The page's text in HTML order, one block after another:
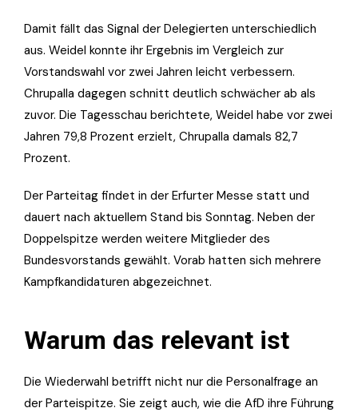
Damit fällt das Signal der Delegierten unterschiedlich
aus. Weidel konnte ihr Ergebnis im Vergleich zur
Vorstandswahl vor zwei Jahren leicht verbessern.
Chrupalla dagegen schnitt deutlich schwächer ab als
zuvor. Die Tagesschau berichtete, Weidel habe vor zwei
Jahren 79,8 Prozent erzielt, Chrupalla damals 82,7
Prozent.
Der Parteitag findet in der Erfurter Messe statt und
dauert nach aktuellem Stand bis Sonntag. Neben der
Doppelspitze werden weitere Mitglieder des
Bundesvorstands gewählt. Vorab hatten sich mehrere
Kampfkandidaturen abgezeichnet.
Warum das relevant ist
Die Wiederwahl betrifft nicht nur die Personalfrage an
der Parteispitze. Sie zeigt auch, wie die AfD ihre Führung